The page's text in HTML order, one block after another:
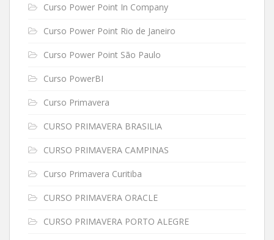
Curso Power Point In Company
Curso Power Point Rio de Janeiro
Curso Power Point São Paulo
Curso PowerBI
Curso Primavera
CURSO PRIMAVERA BRASILIA
CURSO PRIMAVERA CAMPINAS
Curso Primavera Curitiba
CURSO PRIMAVERA ORACLE
CURSO PRIMAVERA PORTO ALEGRE